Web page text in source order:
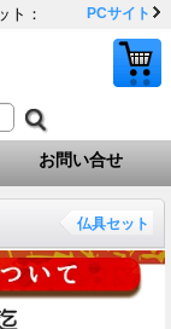
ト： PCサイト
お問い合せ
仏具セット